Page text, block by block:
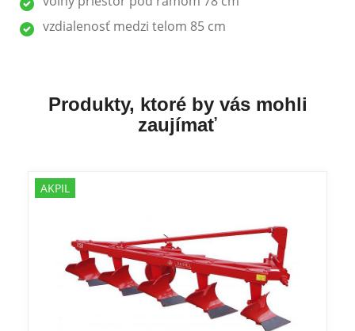
vzdialenosť medzi telom 85 cm
Produkty, ktoré by vás mohli
zaujímať
AKPIL